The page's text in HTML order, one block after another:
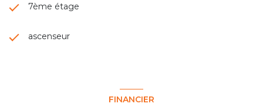
7ème étage
ascenseur
FINANCIER